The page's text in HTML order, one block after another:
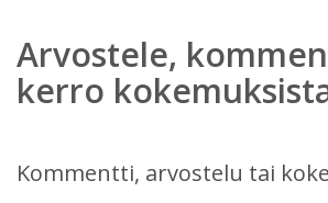
Arvostele,
kerro
Kommentti, arvostelu tai